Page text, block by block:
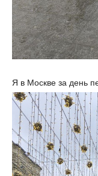
Я в Москве за день